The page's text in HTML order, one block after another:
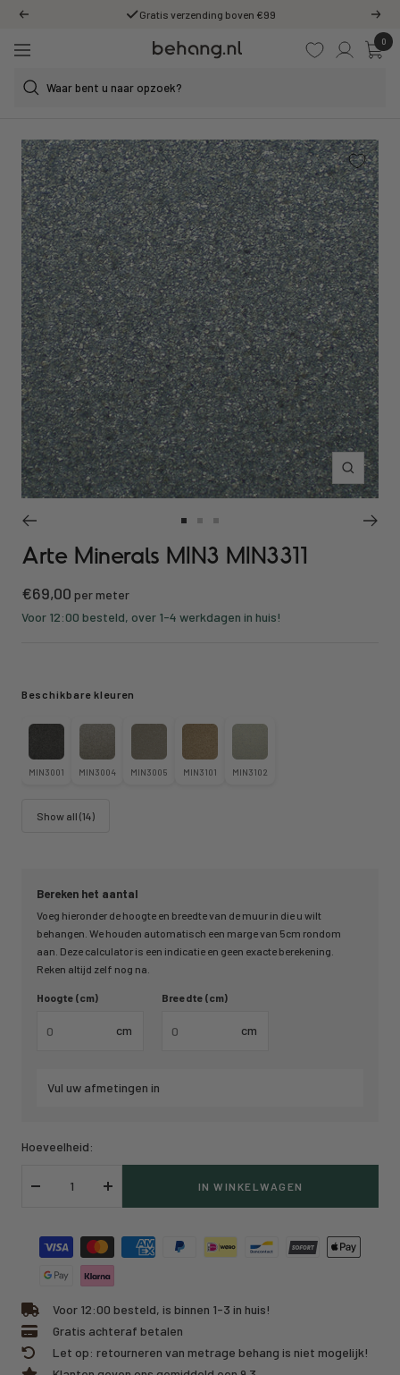
naar
content
Vorige Gratis verzending boven €99
0
Behang.nl
Navigatie
Inzoomen
naarnaarnaar
Arte Minerals MIN3 MIN3311
Kortings
prijs
€69,00 per meter
Voor 12:00 besteld, over 1-4 werkdagen in huis!
Bereken het aantal
Voeg hieronder de hoogte en breedte van de muur in die u wilt
behangen. We houden automatisch een marge van 5cm rondom
aan. Deze calculator is een indicatie en geen exacte berekening.
Reken altijd zelf nog na.
Hoogte (cm)
cm
Breedte (cm)
cm
Vul uw afmetingen in
Beschikbare kleuren
MIN3001 MIN3004 MIN3005 MIN3101 MIN3102
Show all (14)
Hoeveelheid:
Verlaag
Verhoog
IN WINKELWAGEN
Voor 12:00 besteld, is binnen 1-3 in huis!
Gratis achteraf betalen
Let op: retourneren van metrage behang is niet mogelijk!